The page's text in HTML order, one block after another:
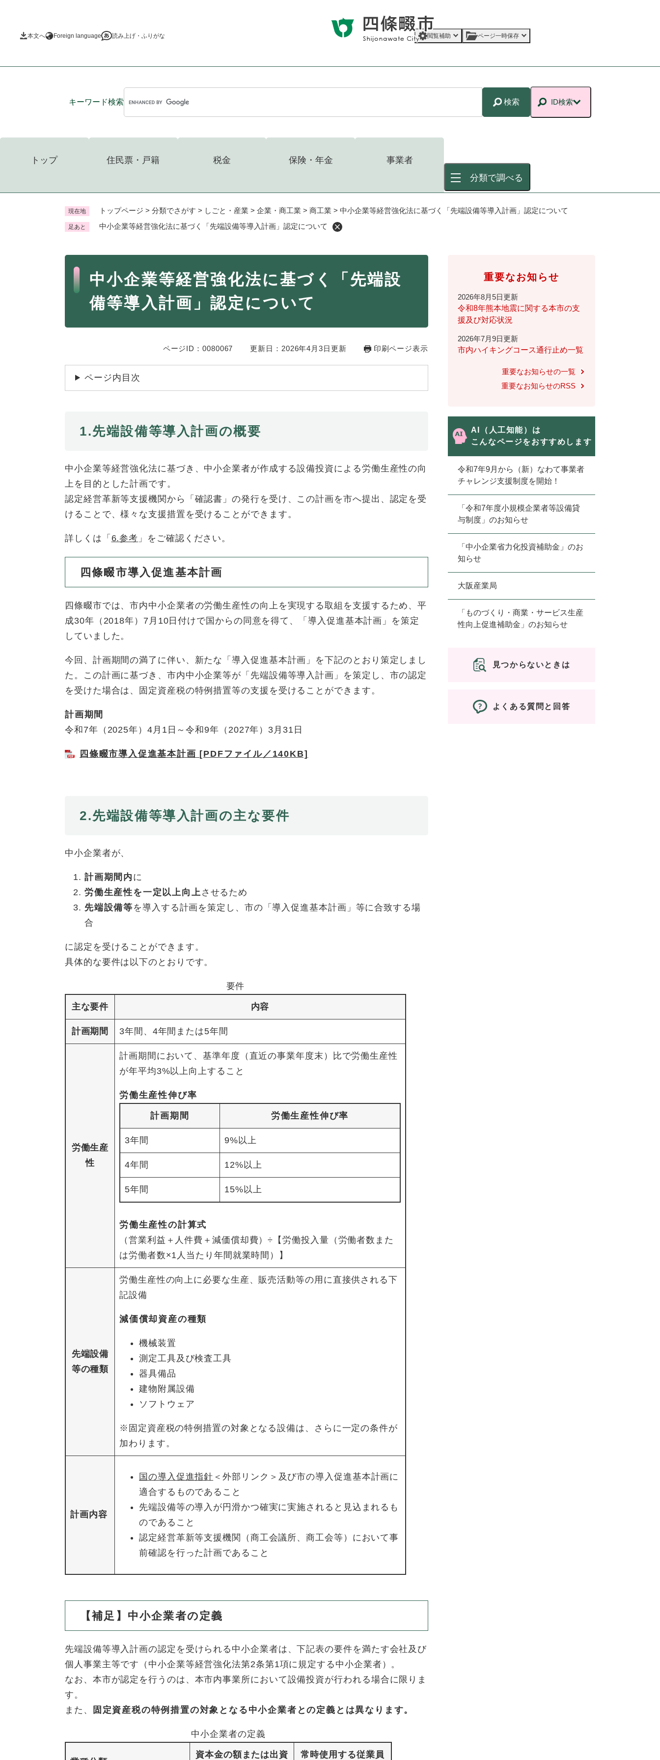
頭
本文へ Foreign language 読み上げ・ふりがな 閲覧補助 ページ一時保存
キーワード検索 検索 ID検索
トップ 住民票・戸籍 税金 保険・年金
事業者
分類で調べる
・
手
続
き
を
登録・届け出・証明 保険・年金 マイナンバー
税金 ごみ・リサイクル 住まい
ペット・動物
地域活動・コミュニティ 人権・男女共同参画 消費生活
イベント・施設予約
防災・安全
防
安
メ
ュ
ー
を
ら
子育て・教育
子
育
・
教
育
の
メ
ュ
を
ひ
健
康
・
医
療
・
祉
の
メ
ニ
ー
ひ
スポーツ・文化
ス
ツ
・
文
化
の
ニ
ー
ら
く
ち
く
り
・
環
の
ュ
ー
ひ
しごと・産業
し
ご
と
・
業
の
ニ
ュ
を
く
政
情
報
メ
ニ
ュ
ー
ら
現在地 トップページ > 分類でさがす > しごと・産業 > 企業・商工業 > 商工業 > 中小企業等経営強化法に基づく「先端設備等導入計画」認定について
足あと 中小企業等経営強化法に基づく「先端設備等導入計画」認定について
文
中小企業等経営強化法に基づく「先端設
備等導入計画」認定について
ページID：0080067 更新日：2026年4月3日更新 印刷ページ表示
ページ内目次
1.先端設備等導入計画の概要
中小企業等経営強化法に基づき、中小企業者が作成する設備投資による労働生産性の向
上を目的とした計画です。
認定経営革新等支援機関から「確認書」の発行を受け、この計画を市へ提出、認定を受
けることで、様々な支援措置を受けることができます。
詳しくは「 6.参考 」をご確認ください。
四條畷市導入促進基本計画
四條畷市では、市内中小企業者の労働生産性の向上を実現する取組を支援するため、平
成30年（2018年）7月10日付けで国からの同意を得て、「導入促進基本計画」を策定
していました。
今回、計画期間の満了に伴い、新たな「導入促進基本計画」を下記のとおり策定しまし
た。この計画に基づき、市内中小企業等が「先端設備等導入計画」を策定し、市の認定
を受けた場合は、固定資産税の特例措置等の支援を受けることができます。
計画期間
令和7年（2025年）4月1日～令和9年（2027年）3月31日
四條畷市導入促進基本計画 [PDFファイル／140KB]
2.先端設備等導入計画の主な要件
中小企業者が、
計画期間内 に
労働生産性を一定以上向上 させるため
先端設備等 を導入する計画を策定し、市の「導入促進基本計画」等に合致する場
合
に認定を受けることができます。
具体的な要件は以下のとおりです。
要件
主な要件 内容
計画期間 3年間、4年間または5年間
労働生産
性
計画期間において、基準年度（直近の事業年度末）比で労働生産性
が年平均3%以上向上すること
労働生産性伸び率
計画期間 労働生産性伸び率
3年間 9%以上
4年間 12%以上
5年間 15%以上
労働生産性の計算式
（営業利益＋人件費＋減価償却費）÷【労働投入量（労働者数また
は労働者数×1人当たり年間就業時間）】
先端設備
等の種類
労働生産性の向上に必要な生産、販売活動等の用に直接供される下
記設備
減価償却資産の種類
機械装置
測定工具及び検査工具
器具備品
建物附属設備
ソフトウェア
※固定資産税の特例措置の対象となる設備は、さらに一定の条件が
加わります。
計画内容
国の導入促進指針 ＜外部リンク＞ 及び市の導入促進基本計画に
適合するものであること
先端設備等の導入が円滑かつ確実に実施されると見込まれるも
のであること
認定経営革新等支援機関（商工会議所、商工会等）において事
前確認を行った計画であること
【補足】中小企業者の定義
先端設備等導入計画の認定を受けられる中小企業者は、下記表の要件を満たす会社及び
個人事業主等です（中小企業等経営強化法第2条第1項に規定する中小企業者）。
なお、本市が認定を行うのは、本市内事業所において設備投資が行われる場合に限りま
す。
また、​
固定資産税の特例措置の対象となる中小企業者との定義とは異なります。
中小企業者の定義
資本金の額または出資 常時使用する従業員
重要なお知らせ
2026年8月5日更新
令和8年熊本地震に関する本市の支
援及び対応状況
2026年7月9日更新
市内ハイキングコース通行止め一覧
重要なお知らせの一覧
重要なお知らせのRSS
AI（人工知能）は
こんなページをおすすめします
令和7年9月から（新）なわて事業者
チャレンジ支援制度を開始！
「令和7年度小規模企業者等設備貸
与制度」のお知らせ
「中小企業省力化投資補助金」のお
知らせ
大阪産業局
「ものづくり・商業・サービス生産
性向上促進補助金」のお知らせ
見つからないときは
よくある質問と回答